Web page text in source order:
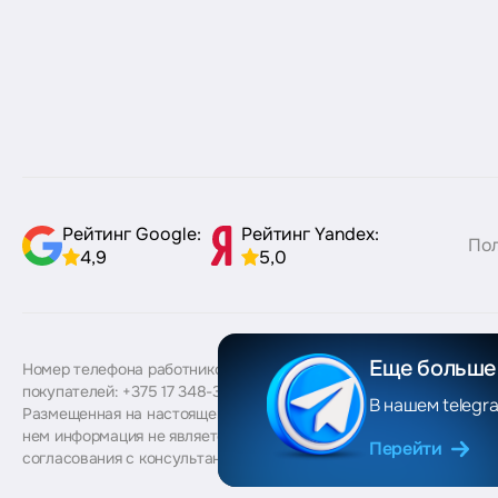
Рейтинг Google:
4,9
Рейтинг Yandex:
5,0
Номер телефона работников местных исполнительных и
покупателей: +375 17 348-39-06. Лицо, уполномоченное
Размещенная на настоящем сайте информация отражена для
нем информация не является публичной офертой. С договором
согласования с консультантами.
Еще больше
В нашем
Перейти